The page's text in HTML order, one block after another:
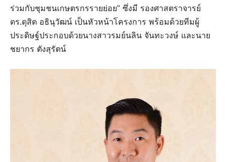
ร่วมกับชุมชนเกษตรกรรายย่อย” ซึ่งมี รองศาสตราจารย์
ดร.ดุสิต อธินุวัฒน์ เป็นหัวหน้าโครงการ พร้อมด้วยทีมผู้
ประดิษฐ์ประกอบด้วยนางสาวรมย์นลิน จันทะวงษ์ และนาย
ชยากร ตังสุรัตน์